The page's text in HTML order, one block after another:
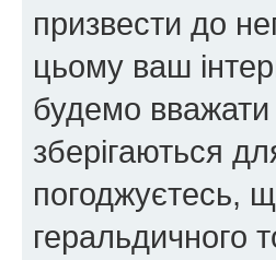
призвести до
цьому ваш
будемо вважати
зберігаються
погоджуєтесь,
геральдичного